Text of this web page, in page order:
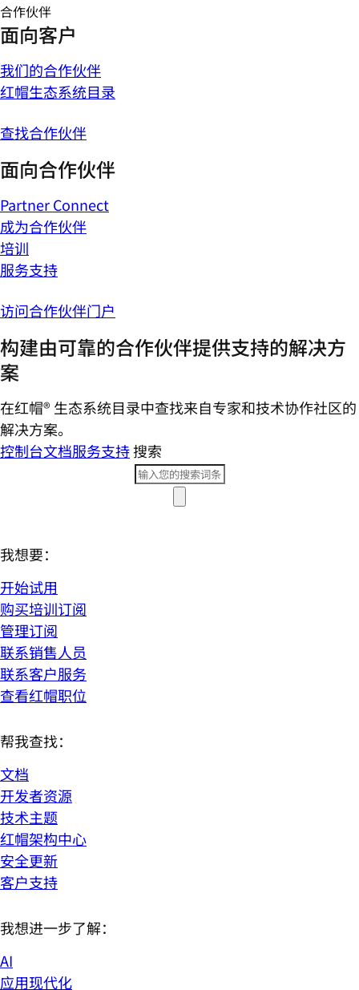
合作伙伴
面向客户
我们的合作伙伴
红帽生态系统目录
查找合作伙伴
面向合作伙伴
Partner Connect
成为合作伙伴
培训
服务支持
访问合作伙伴门户
构建由可靠的合作伙伴提供支持的解决方
案
在红帽® 生态系统目录中查找来自专家和技术协作社区的
解决方案。
控制台文档服务支持搜索
我想要：
开始试用
购买培训订阅
管理订阅
联系销售人员
联系客户服务
查看红帽职位
帮我查找：
文档
开发者资源
技术主题
红帽架构中心
安全更新
客户支持
我想进一步了解：
AI
应用现代化